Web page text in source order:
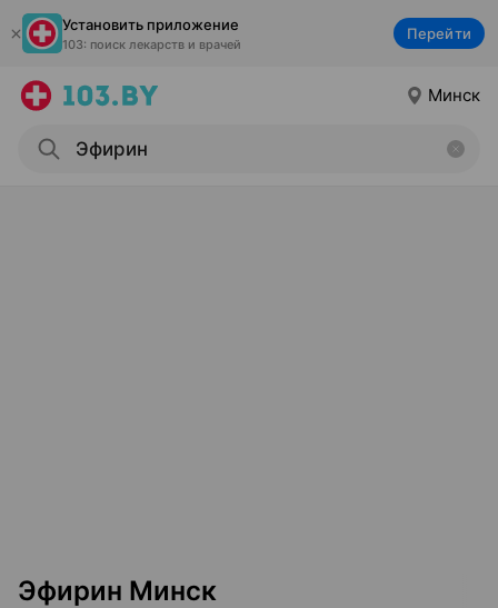
Установить приложение
103: поиск лекарств и врачей
Перейти
Минск
Эфирин Минск